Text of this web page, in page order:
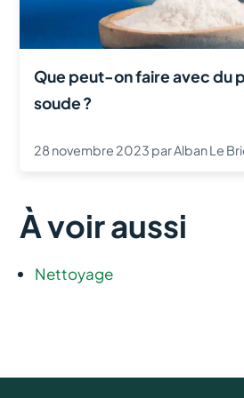
Que peut-on faire avec du
soude ?
28 novembre 2023 parAlban Le
À voir aussi
Nettoyage